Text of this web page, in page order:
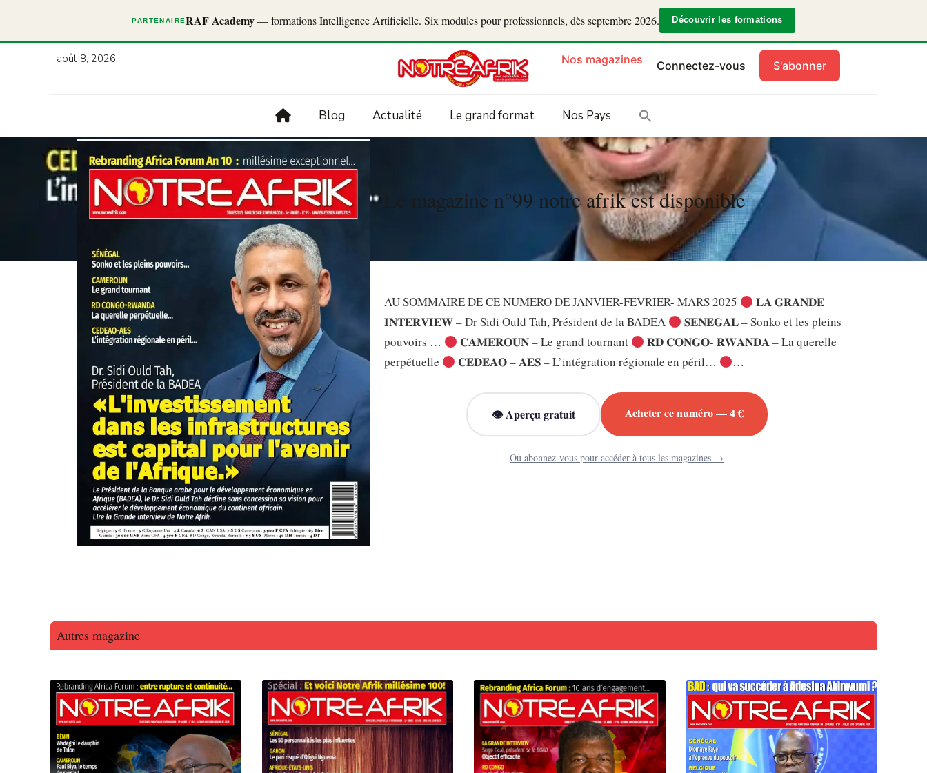
PARTENAIRERAF Academy— formations Intelligence Artificielle. Six modules pour professionnels, dès septembre 2026. Découvrir les formations
août 8, 2026 Nos magazines Connectez-vous S'abonner
Blog Actualité Le grand format Nos Pays
Le magazine n°99 notre afrik est disponible
AU SOMMAIRE DE CE NUMERO DE JANVIER-FEVRIER- MARS 2025
𝐋𝐀 𝐆𝐑𝐀𝐍𝐃𝐄
𝐈𝐍𝐓𝐄𝐑𝐕𝐈𝐄𝐖 – Dr Sidi Ould Tah, Président de la BADEA
𝐒𝐄𝐍𝐄𝐆𝐀𝐋 – Sonko et les pleins
pouvoirs …
𝐂𝐀𝐌𝐄𝐑𝐎𝐔𝐍 – Le grand tournant
𝐑𝐃 𝐂𝐎𝐍𝐆𝐎- 𝐑𝐖𝐀𝐍𝐃𝐀 – La querelle
perpétuelle
𝐂𝐄𝐃𝐄𝐀𝐎 – 𝐀𝐄𝐒 – L’intégration régionale en péril… …
👁 Aperçu gratuit Acheter ce numéro — 4 €
Ou abonnez-vous pour accéder à tous les magazines →
Autres magazine